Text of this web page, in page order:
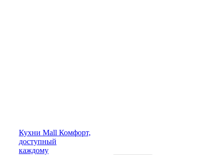
Кухни Mall Комфорт,
доступный
каждому